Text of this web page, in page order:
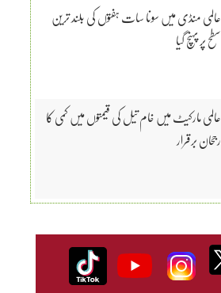
عالمی منڈی میں سونا سات ہفتوں کی بلند ترین
سطح پر پہنچ گیا
عالمی مارکیٹ میں خام تیل کی قیمتوں میں کمی کا
رجحان برقرار